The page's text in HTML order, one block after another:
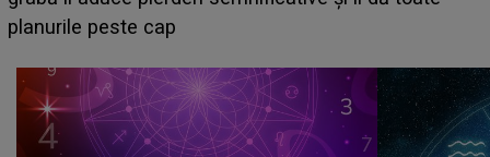
sa: "I-am spus și ei în față, eu nu te iubesc pentru